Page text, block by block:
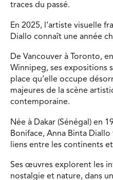
traces du passé.
En 2025, l’artiste visuelle
Diallo connaît une année
De Vancouver à Toronto,
Winnipeg, ses expositions
place qu’elle occupe
majeures de la scène
contemporaine.
Née à Dakar (Sénégal) en
Boniface, Anna Binta
liens entre les continents
Ses œuvres explorent les
nostalgie et nature, dans